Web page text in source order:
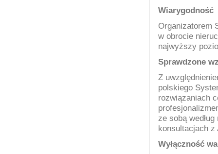
Wiarygodność
Organizatorem
w obrocie
najwyższy
Sprawdzone
Z
polskiego
rozwiązaniach
ze sobą
konsultacjach
Wyłączność